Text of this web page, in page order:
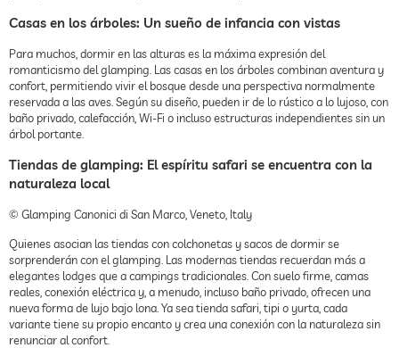
Casas en los árboles: Un sueño de infancia con vistas
Para muchos, dormir en las alturas es la máxima expresión del
romanticismo del glamping. Las casas en los árboles combinan aventura y
confort, permitiendo vivir el bosque desde una perspectiva normalmente
reservada a las aves. Según su diseño, pueden ir de lo rústico a lo lujoso, con
baño privado, calefacción, Wi-Fi o incluso estructuras independientes sin un
árbol portante.
Tiendas de glamping: El espíritu safari se encuentra con la
naturaleza local
© Glamping Canonici di San Marco, Veneto, Italy
Quienes asocian las tiendas con colchonetas y sacos de dormir se
sorprenderán con el glamping. Las modernas tiendas recuerdan más a
elegantes lodges que a campings tradicionales. Con suelo firme, camas
reales, conexión eléctrica y, a menudo, incluso baño privado, ofrecen una
nueva forma de lujo bajo lona. Ya sea tienda safari, tipi o yurta, cada
variante tiene su propio encanto y crea una conexión con la naturaleza sin
renunciar al confort.